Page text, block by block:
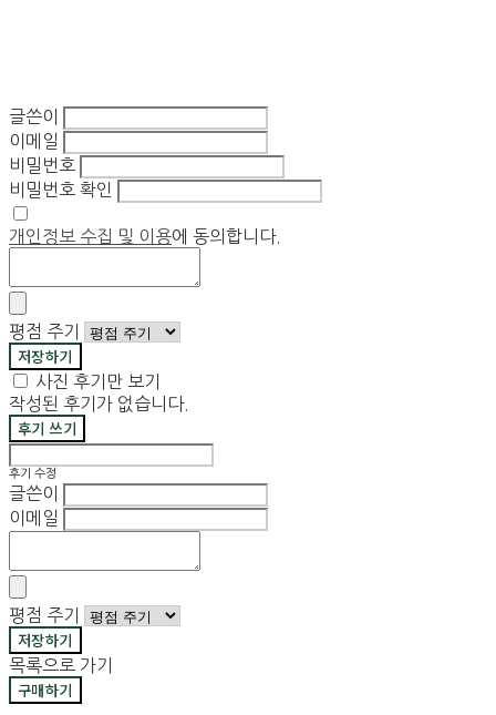
글쓴이
이메일
비밀번호
비밀번호 확인
개인정보 수집 및 이용에 동의합니다.
평점 주기
저장하기
사진 후기만 보기
작성된 후기가 없습니다.
후기 쓰기
후기 수정
글쓴이
이메일
평점 주기
저장하기
목록으로 가기
구매하기